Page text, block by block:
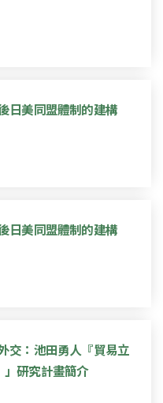
日美同盟體制的建構
日美同盟體制的建構
交：池田勇人『貿易立
」研究計畫簡介